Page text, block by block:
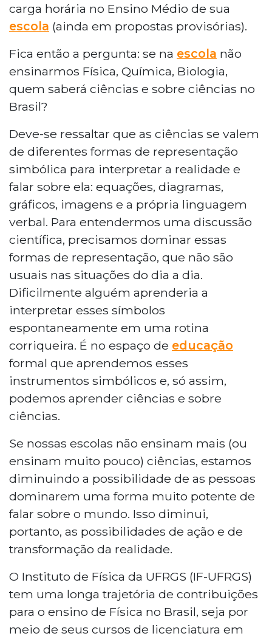
carga horária no Ensino Médio de sua
escola (ainda em propostas provisórias).
Fica então a pergunta: se na escola não
ensinarmos Física, Química, Biologia,
quem saberá ciências e sobre ciências no
Brasil?
Deve-se ressaltar que as ciências se valem
de diferentes formas de representação
simbólica para interpretar a realidade e
falar sobre ela: equações, diagramas,
gráficos, imagens e a própria linguagem
verbal. Para entendermos uma discussão
científica, precisamos dominar essas
formas de representação, que não são
usuais nas situações do dia a dia.
Dificilmente alguém aprenderia a
interpretar esses símbolos
espontaneamente em uma rotina
corriqueira. É no espaço de educação
formal que aprendemos esses
instrumentos simbólicos e, só assim,
podemos aprender ciências e sobre
ciências.
Se nossas escolas não ensinam mais (ou
ensinam muito pouco) ciências, estamos
diminuindo a possibilidade de as pessoas
dominarem uma forma muito potente de
falar sobre o mundo. Isso diminui,
portanto, as possibilidades de ação e de
transformação da realidade.
O Instituto de Física da UFRGS (IF-UFRGS)
tem uma longa trajetória de contribuições
para o ensino de Física no Brasil, seja por
meio de seus cursos de licenciatura em